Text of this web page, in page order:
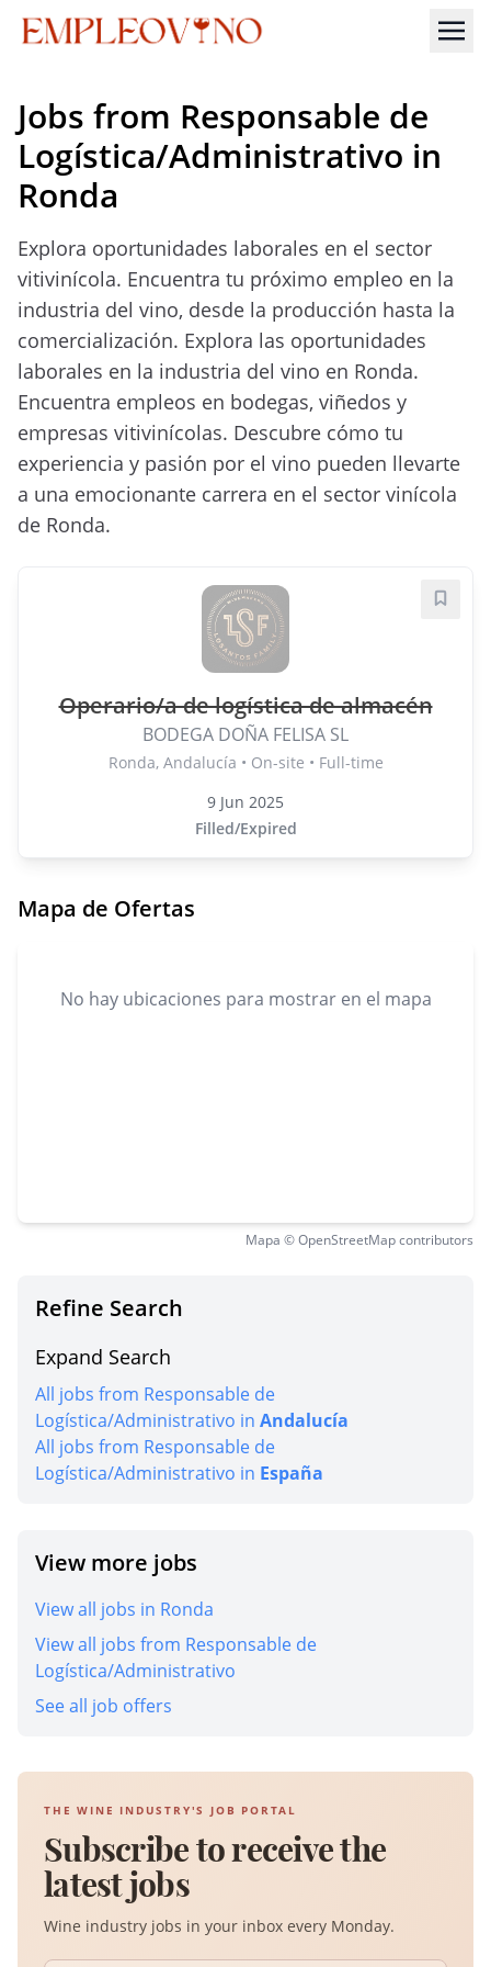
Jobs from Responsable de
Logística/Administrativo in
Ronda
Explora oportunidades laborales en el sector
vitivinícola. Encuentra tu próximo empleo en la
industria del vino, desde la producción hasta la
comercialización. Explora las oportunidades
laborales en la industria del vino en Ronda.
Encuentra empleos en bodegas, viñedos y
empresas vitivinícolas. Descubre cómo tu
experiencia y pasión por el vino pueden llevarte
a una emocionante carrera en el sector vinícola
de Ronda.
Operario/a de logística de almacén
BODEGA DOÑA FELISA SL
Ronda, Andalucía • On-site • Full-time
9 Jun 2025
Filled/Expired
Save
Mapa de Ofertas
No hay ubicaciones para mostrar en el mapa
Mapa © OpenStreetMap contributors
Refine Search
Expand Search
All jobs from Responsable de
Logística/Administrativo in Andalucía
All jobs from Responsable de
Logística/Administrativo in España
View more jobs
View all jobs in Ronda
View all jobs from Responsable de
Logística/Administrativo
See all job offers
THE WINE INDUSTRY'S JOB PORTAL
Subscribe to receive the
latest jobs
Wine industry jobs in your inbox every Monday.